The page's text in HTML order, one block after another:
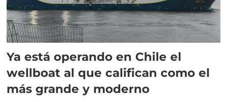
Ya está operando en Chile el
wellboat al que califican como el
más grande y moderno